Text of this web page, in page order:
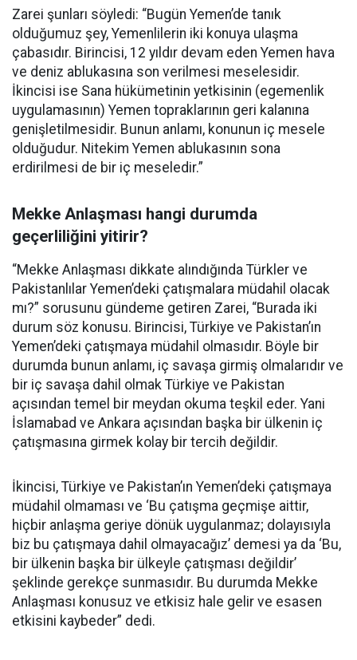
Zarei şunları söyledi: “Bugün Yemen’de tanık
olduğumuz şey, Yemenlilerin iki konuya ulaşma
çabasıdır. Birincisi, 12 yıldır devam eden Yemen hava
ve deniz ablukasına son verilmesi meselesidir.
İkincisi ise Sana hükümetinin yetkisinin (egemenlik
uygulamasının) Yemen topraklarının geri kalanına
genişletilmesidir. Bunun anlamı, konunun iç mesele
olduğudur. Nitekim Yemen ablukasının sona
erdirilmesi de bir iç meseledir.”
Mekke Anlaşması hangi durumda
geçerliliğini yitirir?
“Mekke Anlaşması dikkate alındığında Türkler ve
Pakistanlılar Yemen’deki çatışmalara müdahil olacak
mı?” sorusunu gündeme getiren Zarei, “Burada iki
durum söz konusu. Birincisi, Türkiye ve Pakistan’ın
Yemen’deki çatışmaya müdahil olmasıdır. Böyle bir
durumda bunun anlamı, iç savaşa girmiş olmalarıdır ve
bir iç savaşa dahil olmak Türkiye ve Pakistan
açısından temel bir meydan okuma teşkil eder. Yani
İslamabad ve Ankara açısından başka bir ülkenin iç
çatışmasına girmek kolay bir tercih değildir.
İkincisi, Türkiye ve Pakistan’ın Yemen’deki çatışmaya
müdahil olmaması ve ‘Bu çatışma geçmişe aittir,
hiçbir anlaşma geriye dönük uygulanmaz; dolayısıyla
biz bu çatışmaya dahil olmayacağız’ demesi ya da ‘Bu,
bir ülkenin başka bir ülkeyle çatışması değildir’
şeklinde gerekçe sunmasıdır. Bu durumda Mekke
Anlaşması konusuz ve etkisiz hale gelir ve esasen
etkisini kaybeder” dedi.